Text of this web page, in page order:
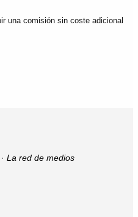
una comisión sin coste adicional
· La red de medios